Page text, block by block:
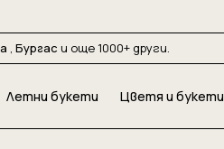
, Бургас и още 1000+ други.
Летни букети Цветя и букети